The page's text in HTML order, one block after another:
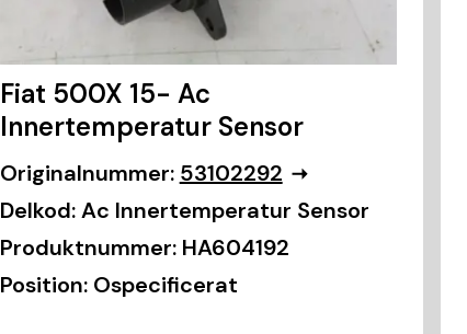
Fiat 500X 15- Ac
Innertemperatur Sensor
Originalnummer: 53102292
Delkod: Ac Innertemperatur Sensor
Produktnummer: HA604192
Position: Ospecificerat